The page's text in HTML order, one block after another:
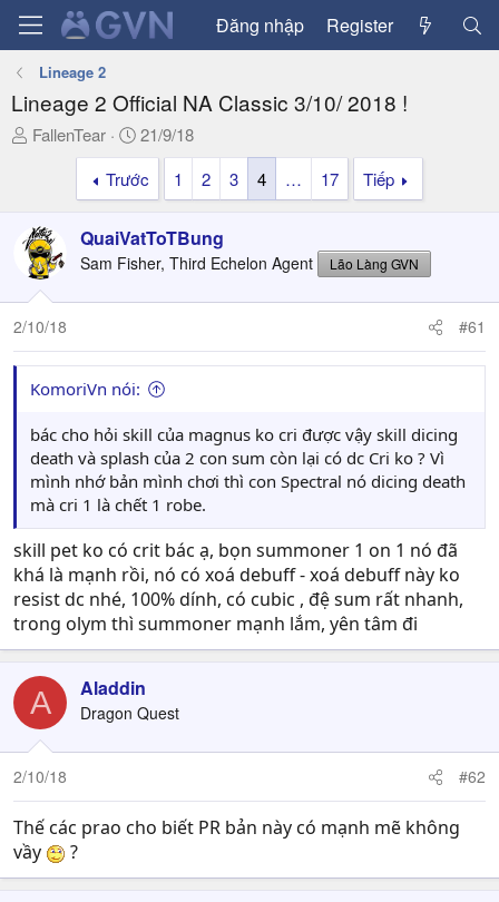
Đăng nhập Register
Lineage 2
Lineage 2 Official NA Classic 3/10/ 2018 !
T
a
d
s
t
a
t
e
FallenTear
N
g
à
y
g
ử
i
21/9/18
Trước
1 2 3 4 … 17 Tiếp
QuaiVatToTBung
Sam Fisher, Third Echelon Agent Lão Làng GVN
2/10/18 #61
KomoriVn nói:
bác cho hỏi skill của magnus ko cri được vậy skill dicing
death và splash của 2 con sum còn lại có dc Cri ko ? Vì
mình nhớ bản mình chơi thì con Spectral nó dicing death
mà cri 1 là chết 1 robe.
skill pet ko có crit bác ạ, bọn summoner 1 on 1 nó đã
khá là mạnh rồi, nó có xoá debuff - xoá debuff này ko
resist dc nhé, 100% dính, có cubic , đệ sum rất nhanh,
trong olym thì summoner mạnh lắm, yên tâm đi
A Aladdin
Dragon Quest
2/10/18 #62
Thế các prao cho biết PR bản này có mạnh mẽ không
vầy
?